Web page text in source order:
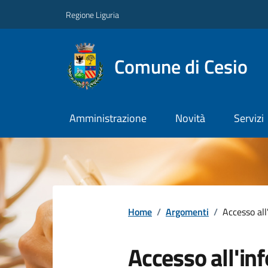
Regione Liguria
Comune di Cesio
Amministrazione Novità Servizi
Home / Argomenti / Accesso
Accesso